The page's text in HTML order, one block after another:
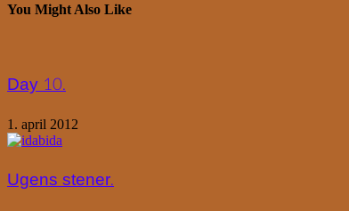
You Might Also Like
Day 10.
1. april 2012
Ugens stener.